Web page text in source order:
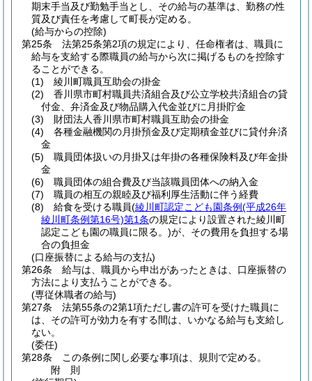
期末手当及び勤勉手当とし、その給与の基準は、勤務の性
質及び責任を考慮して町長が定める。
(給与からの控除)
第25条
法第25条第2項の規定により、任命権者は、職員に
給与を支給する際職員の給与から次に掲げるものを控除す
ることができる。
(1)
綾川町職員互助会の掛金
(2)
香川県市町村職員共済組合及び公立学校共済組合の貸
付金、弁済金及び物品購入代金並びに月掛貯金
(3)
財団法人香川県市町村職員互助会の掛金
(4)
各種金融機関の月掛預金及び定期積金並びに貸付弁済
金
(5)
職員団体扱いの月掛又は年掛の各種保険料及び年金掛
金
(6)
職員団体の組合費及び当該職員団体への納入金
(7)
職員の相互の親睦及び福利厚生活動に伴う経費
(8)
給食を受ける職員(綾川町認定こども園条例(平成26年
綾川町条例第16号)第1条の規定により設置された綾川町
認定こども園の職員に限る。)が、その費用を負担する場
合の負担金
(口座振替による給与の支払)
第26条
給与は、職員から申出があったときは、口座振替の
方法により支払うことができる。
(専従休職者の給与)
第27条
法第55条の2第1項ただし書の許可を受けた職員に
は、その許可が効力を有する間は、いかなる給与も支給し
ない。
(委任)
第28条
この条例に関し必要な事項は、規則で定める。
附 則